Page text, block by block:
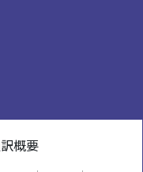
概要